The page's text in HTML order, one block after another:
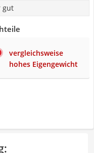
gut
vergleichsweise
hohes Eigengewicht
: